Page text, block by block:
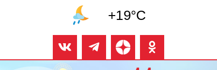
+19°C